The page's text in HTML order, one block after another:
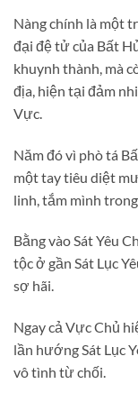
Nàng chính là một
đại đệ tử của Bất
khuynh thành, mà
địa, hiện tại đảm
Vực.
Năm đó vì phò tá
một tay tiêu diệt
linh, tắm mình
Bằng vào Sát Yêu
tộc ở gần Sát Lục
sợ hãi.
Ngay cả Vực Chủ
lần hướng Sát Lục
vô tình từ chối.